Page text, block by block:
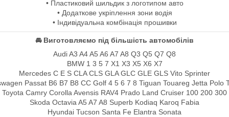
• Пластиковий шильдик з логотипом авто
• Додаткове укріплення зони водія
• Індивідуальна комбінація прошивки
🚘 Виготовляємо під більшість автомобілів
Audi A3 A4 A5 A6 A7 A8 Q3 Q5 Q7 Q8
BMW 1 3 5 7 X1 X3 X5 X6 X7
Mercedes C E S CLA CLS GLA GLC GLE GLS Vito Sprinter
Passat B6 B7 B8 CC Golf 4 5 6 7 8 Tiguan Touareg Jetta Polo
Toyota Camry Corolla Avensis RAV4 Prado Land Cruiser 100 200 300
Skoda Octavia A5 A7 A8 Superb Kodiaq Karoq Fabia
Hyundai Tucson Santa Fe Elantra Sonata